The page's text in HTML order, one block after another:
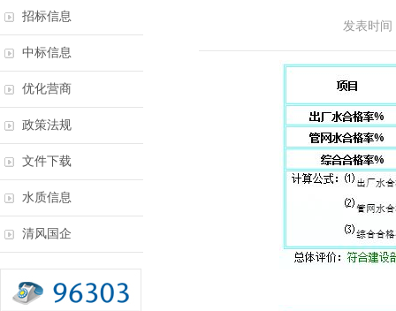
招标信息
中标信息
优化营商
政策法规
文件下载
水质信息
清风国企
发表时间